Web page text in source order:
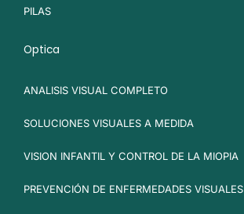
PILAS
Optica
ANALISIS VISUAL COMPLETO
SOLUCIONES VISUALES A MEDIDA
VISION INFANTIL Y CONTROL DE LA MIOPIA
PREVENCIÓN DE ENFERMEDADES VISUALES